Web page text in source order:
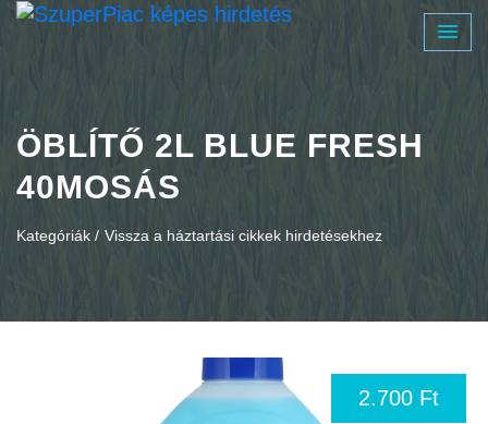
ÖBLÍTŐ 2L BLUE FRESH
40MOSÁS
Kategóriák / Vissza a háztartási cikkek hirdetésekhez
2.700 Ft